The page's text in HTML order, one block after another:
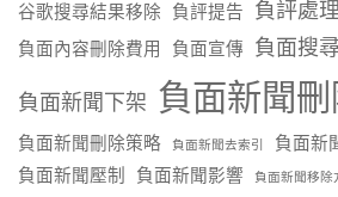
谷歌搜尋結果移除 負評提告 負評處理
負面內容刪除費用 負面宣傳 負面搜
負面新聞下架 負面新聞
負面新聞刪除策略 負面新聞去索引
負面新
負面新聞壓制
負面新聞影響 負面新聞移除